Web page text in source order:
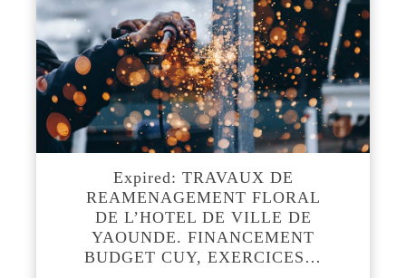
Expired: TRAVAUX DE
REAMENAGEMENT FLORAL
DE L’HOTEL DE VILLE DE
YAOUNDE. FINANCEMENT
BUDGET CUY, EXERCICES…